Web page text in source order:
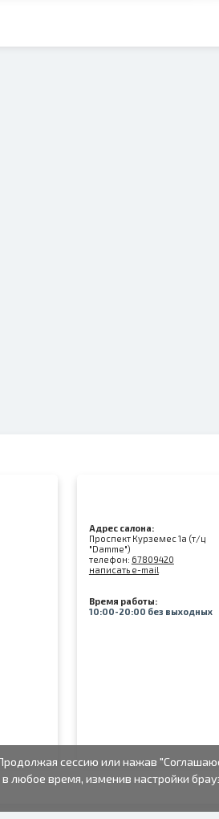
Адрес салона:
Проспект Курземес 1а (т/ц
"Damme")
телефон: 67809420
написать e-mail
Время работы:
10:00-20:00 без выходных
сессию или нажав
любое время, изменив настройки